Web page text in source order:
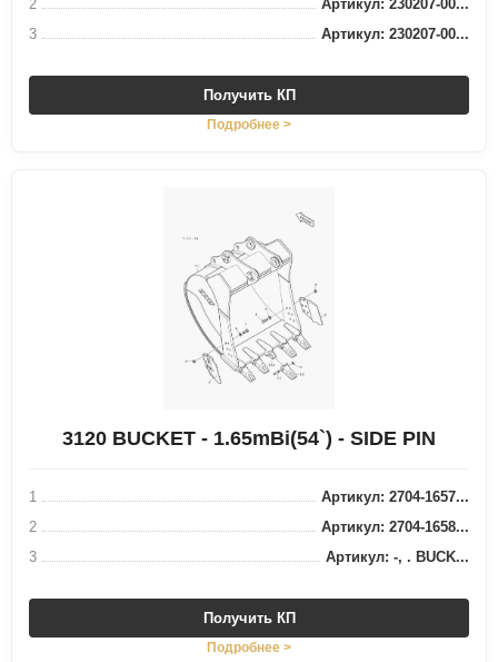
2
Артикул: 230207-00...
3
Артикул: 230207-00...
Получить КП
Подробнее >
3120 BUCKET - 1.65mВі(54`) - SIDE PIN
1
Артикул: 2704-1657...
2
Артикул: 2704-1658...
3
Артикул: -, . BUCK...
Получить КП
Подробнее >